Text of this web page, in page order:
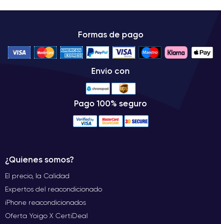
Formas de pago
Envio con
Pago 100% seguro
¿Quienes somos?
El precio, la Calidad
Expertos del reacondicionado
iPhone reacondicionados
Oferta Yoigo X CertiDeal